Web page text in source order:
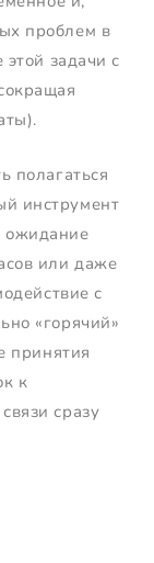
проблем в
задачи с
полагаться
инструмент
ожидание
или даже
с
«горячий»
принятия
к
сразу